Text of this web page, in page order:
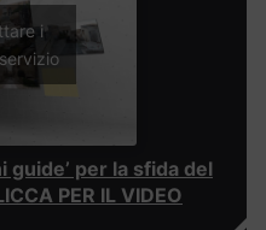
i
guide’ per la sfida del
PER IL VIDEO